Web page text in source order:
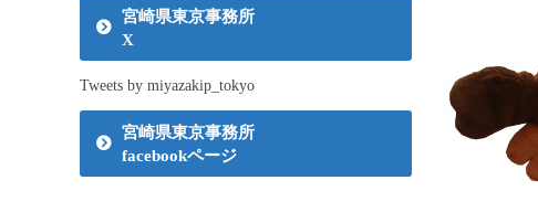
宮崎県東京事務所
X
Tweets by miyazakip_tokyo
宮崎県東京事務所
facebookページ